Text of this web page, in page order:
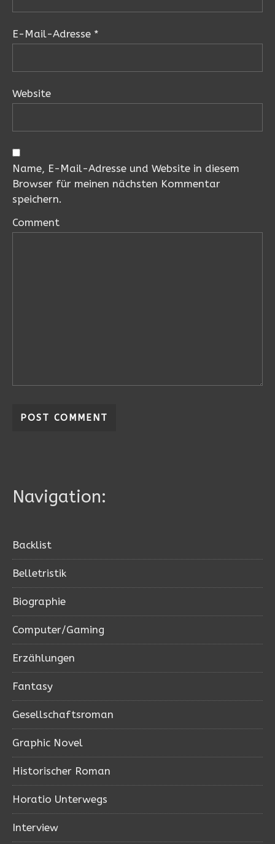
E-Mail-Adresse *
Website
Name, E-Mail-Adresse und Website in diesem
Browser für meinen nächsten Kommentar
speichern.
Comment
Navigation:
Backlist
Belletristik
Biographie
Computer/Gaming
Erzählungen
Fantasy
Gesellschaftsroman
Graphic Novel
Historischer Roman
Horatio Unterwegs
Interview